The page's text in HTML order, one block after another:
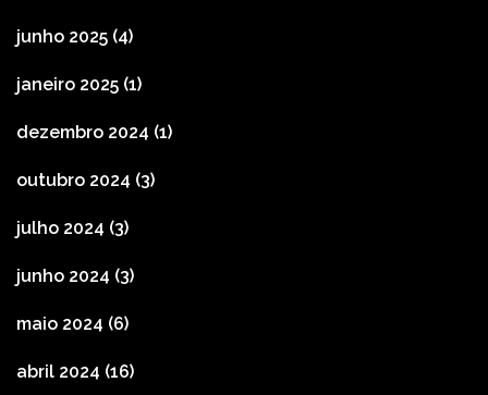
junho 2025 (4)
janeiro 2025 (1)
dezembro 2024 (1)
outubro 2024 (3)
julho 2024 (3)
junho 2024 (3)
maio 2024 (6)
abril 2024 (16)